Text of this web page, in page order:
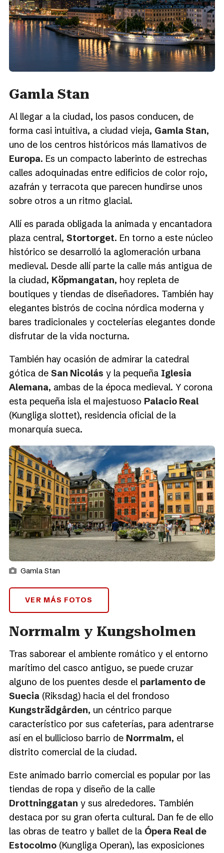
Gamla Stan
Al llegar a la ciudad, los pasos conducen, de
forma casi intuitiva, a ciudad vieja, Gamla Stan,
uno de los centros históricos más llamativos de
Europa. Es un compacto laberinto de estrechas
calles adoquinadas entre edificios de color rojo,
azafrán y terracota que parecen hundirse unos
sobre otros a un ritmo glacial.
Allí es parada obligada la animada y encantadora
plaza central, Stortorget. En torno a este núcleo
histórico se desarrolló la aglomeración urbana
medieval. Desde allí parte la calle más antigua de
la ciudad, Köpmangatan, hoy repleta de
boutiques y tiendas de diseñadores. También hay
elegantes bistrós de cocina nórdica moderna y
bares tradicionales y coctelerías elegantes donde
disfrutar de la vida nocturna.
También hay ocasión de admirar la catedral
gótica de San Nicolás y la pequeña Iglesia
Alemana, ambas de la época medieval. Y corona
esta pequeña isla el majestuoso Palacio Real
(Kungliga slottet), residencia oficial de la
monarquía sueca.
Gamla Stan
VER MÁS FOTOS
Norrmalm y Kungsholmen
Tras saborear el ambiente romático y el entorno
marítimo del casco antiguo, se puede cruzar
alguno de los puentes desde el parlamento de
Suecia (Riksdag) hacia el del frondoso
Kungsträdgården, un céntrico parque
característico por sus cafeterías, para adentrarse
así en el bullicioso barrio de Norrmalm, el
distrito comercial de la ciudad.
Este animado barrio comercial es popular por las
tiendas de ropa y diseño de la calle
Drottninggatan y sus alrededores. También
destaca por su gran oferta cultural. Dan fe de ello
las obras de teatro y ballet de la Ópera Real de
Estocolmo (Kungliga Operan), las exposiciones